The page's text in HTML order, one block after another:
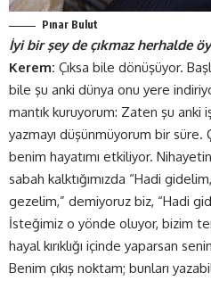
Pınar Bulut
İyi bir şey de çıkmaz herhalde
Kerem: Çıksa bile dönüşüyor.
bile şu anki dünya onu yere
mantık kuruyorum: Zaten şu anki
yazmayı düşünmüyorum bir
benim hayatımı etkiliyor.
sabah kalktığımızda “Hadi
gezelim,” demiyoruz biz, “Hadi
İsteğimiz o yönde oluyor, bizim
hayal kırıklığı içinde yaparsan
Benim çıkış noktam; bunları